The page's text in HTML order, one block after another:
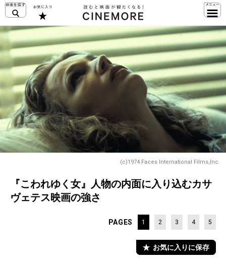
(c)1974 Faces International Films,Inc.
『こわれゆく女』人物の内面に入り込むカサ
ヴェテス映画の強さ
PAGES 1 2 3 4 5
お気に入りに保存